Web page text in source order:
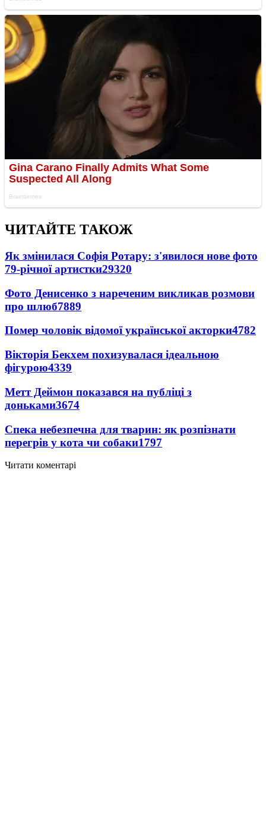
ЧИТАЙТЕ ТАКОЖ
Як змінилася Софія Ротару: з'явилося нове фото
79-річної артистки29320
Фото Денисенко з нареченим викликав розмови
про шлюб7889
Помер чоловік відомої української акторки4782
Вікторія Бекхем похизувалася ідеальною
фігурою4339
Метт Деймон показався на публіці з
доньками3674
Спека небезпечна для тварин: як розпізнати
перегрів у кота чи собаки1797
Читати коментарі